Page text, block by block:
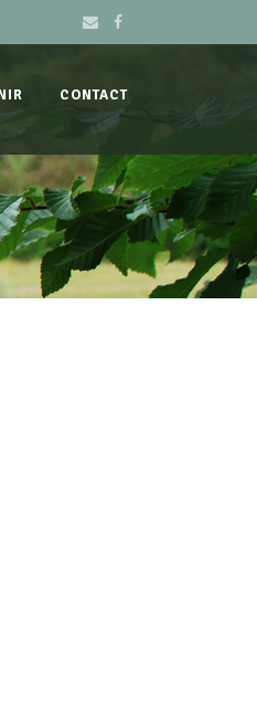
CONTACT